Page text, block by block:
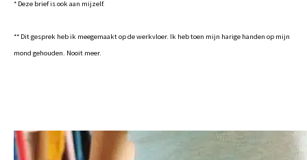
* Deze brief is ook aan mijzelf.
** Dit gesprek heb ik meegemaakt op de werkvloer. Ik heb toen mijn harige handen op mijn
mond gehouden. Nooit meer.